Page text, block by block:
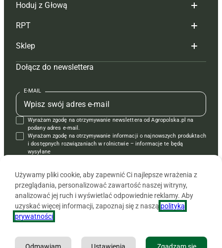
Redakcja
Reklama
Tagi
Mapa serwisu
Kontakt
Regulamin
Polityka prywatności
Hoduj z Głową
Hoduj z głową bydło
Hoduj z głową świnie
Prenumerata
Redakcja
Kontakt
Reklama
RPT
Redakcja
Prenumerata
Reklama
Kontakt
Krzyżówki
Sklep
Czasopisma i prenumerata
Książki
Regulamin
Dołącz do newslettera
E-MAIL
Wyrażam zgodę na otrzymywanie newslettera od Agropolska.pl na
podany adres e-mail.
Wyrażam zgodę na otrzymywanie informacji o najnowszych produktach
i dostępnych rozwiązaniach w rolnictwie – informacje te będą
wysyłane
Używamy pliki cookie, aby zapewnić Ci najlepsze wrażenia z
przeglądania, personalizować zawartość naszej witryny,
analizować jej ruch i wyświetlać odpowiednie reklamy. Aby
uzyskać więcej informacji, zapoznaj się z naszą polityką
prywatności